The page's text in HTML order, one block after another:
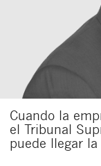
Cuando la
el Tribunal
puede llegar la